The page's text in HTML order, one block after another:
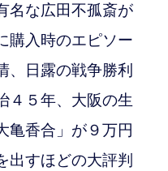
名な広田不孤斎が
購入時のエピソー
、日露の戦争勝利
４５年、大阪の生
亀香合」が９万円
出すほどの大評判